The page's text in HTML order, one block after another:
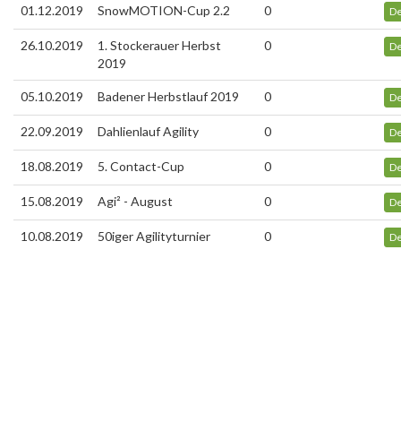
01.12.2019 SnowMOTION-Cup 2.2 0
26.10.2019
1. Stockerauer Herbst
2019
0
05.10.2019 Badener Herbstlauf 2019 0
22.09.2019 Dahlienlauf Agility 0
18.08.2019 5. Contact-Cup 0
15.08.2019 Agi² - August 0
10.08.2019 50iger Agilityturnier 0